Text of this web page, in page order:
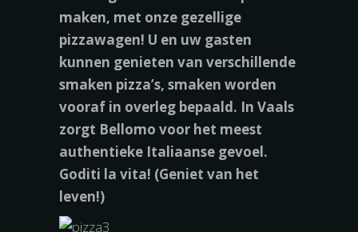
maken, met onze gezellige
pizzawagen! U en uw gasten
kunnen genieten van verschillende
smaken pizza’s, smaken worden
vooraf in overleg bepaald. In Vaals
zorgt Bellomo voor het meest
authentieke Italiaanse gevoel.
Goditi la vita! (Geniet van het
leven!)